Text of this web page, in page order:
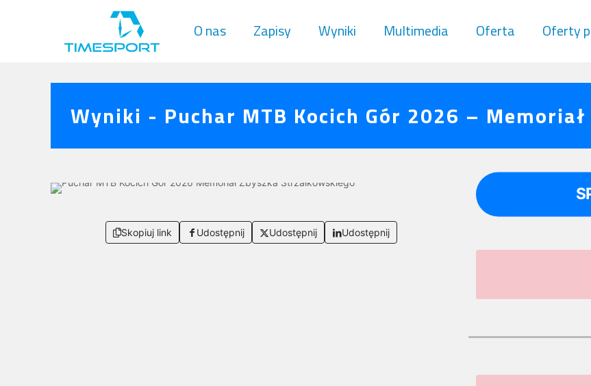
O nas Zapisy Wyniki Multimedia Oferta Oferty
Wyniki - Puchar MTB Kocich Gór 2026 –
Skopiuj link Udostępnij Udostępnij Udostępnij